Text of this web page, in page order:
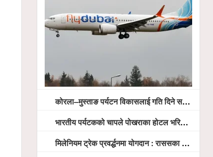
कोरला–मुस्ताङ पर्यटन विकासलाई गति दिने सरकारको प्रतिबद्धता, स्थानीय सरोकारवालासँग व्यापक छलफल
भारतीय पर्यटकको चापले पोखराका होटल भरिभराउ
मिलेनियम ट्रेक प्रवर्द्धनमा योगदान : राससका वासुदेव पौडेललाई ‘मिलेनियम ट्रेक अवार्ड’ प्रदान गरिने